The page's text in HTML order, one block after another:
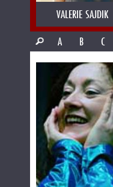
VALERIE SAJDIK
A
B C